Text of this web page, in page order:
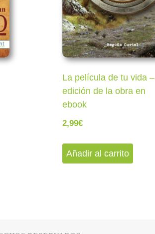
La película de tu vida –
edición de la obra en
ebook
2,99€
Añadir al carrito